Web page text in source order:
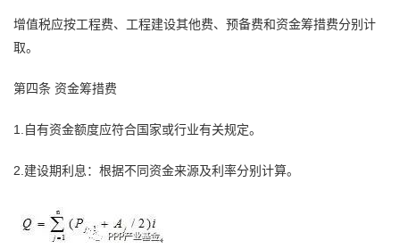
增值税应按工程费、工程建设其他费、预备费和资金筹措费分别计
取。
第四条 资金筹措费
1.自有资金额度应符合国家或行业有关规定。
2.建设期利息：根据不同资金来源及利率分别计算。